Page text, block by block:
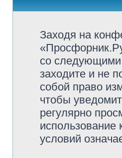
Заходя на
со следующими
заходите и не
собой право
чтобы
регулярно
условий